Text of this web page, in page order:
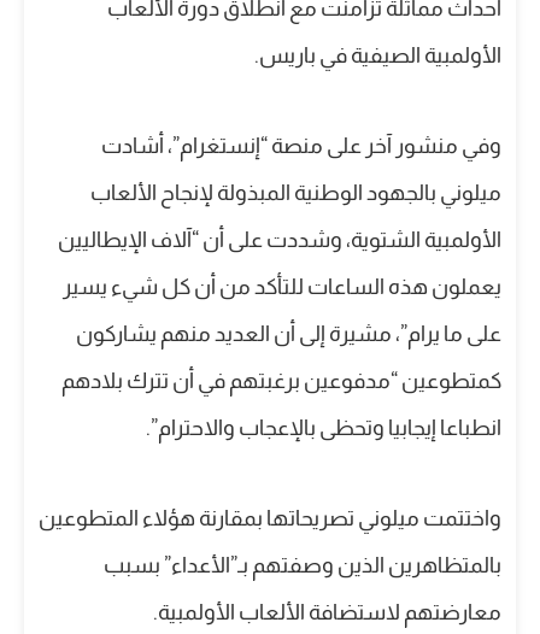
أحداث مماثلة تزامنت مع انطلاق دورة الألعاب
الأولمبية الصيفية في باريس.
وفي منشور آخر على منصة “إنستغرام”، أشادت
ميلوني بالجهود الوطنية المبذولة لإنجاح الألعاب
الأولمبية الشتوية، وشددت على أن “آلاف الإيطاليين
يعملون هذه الساعات للتأكد من أن كل شيء يسير
على ما يرام”، مشيرة إلى أن العديد منهم يشاركون
كمتطوعين “مدفوعين برغبتهم في أن تترك بلادهم
انطباعا إيجابيا وتحظى بالإعجاب والاحترام”.
واختتمت ميلوني تصريحاتها بمقارنة هؤلاء المتطوعين
بالمتظاهرين الذين وصفتهم بـ”الأعداء” بسبب
معارضتهم لاستضافة الألعاب الأولمبية.